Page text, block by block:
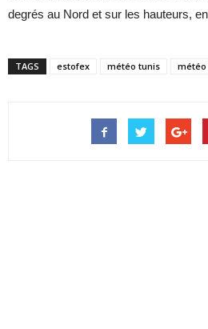
degrés au Nord et sur les hauteurs,
TAGS estofex météo tunis